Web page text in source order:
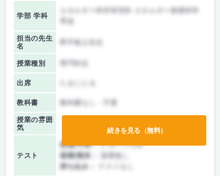
学部 学科
担当の先生
名
野平俊之先生
授業種別
出席
教科書 教科書なし・不要
授業の雰囲
気
テスト
前期/中間：レポートのみ
後期/期末：
授業無し
持ち込み：
続きを見る（無料）